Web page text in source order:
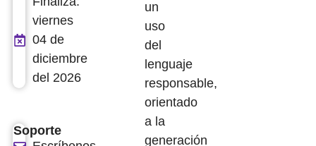
un
uso
del
lenguaje
responsable,
orientado
a la
generación
viernes
04 de
diciembre
del 2026
Soporte